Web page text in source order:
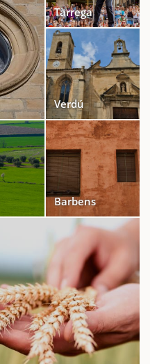
Tàrrega
Verdú
Barbens